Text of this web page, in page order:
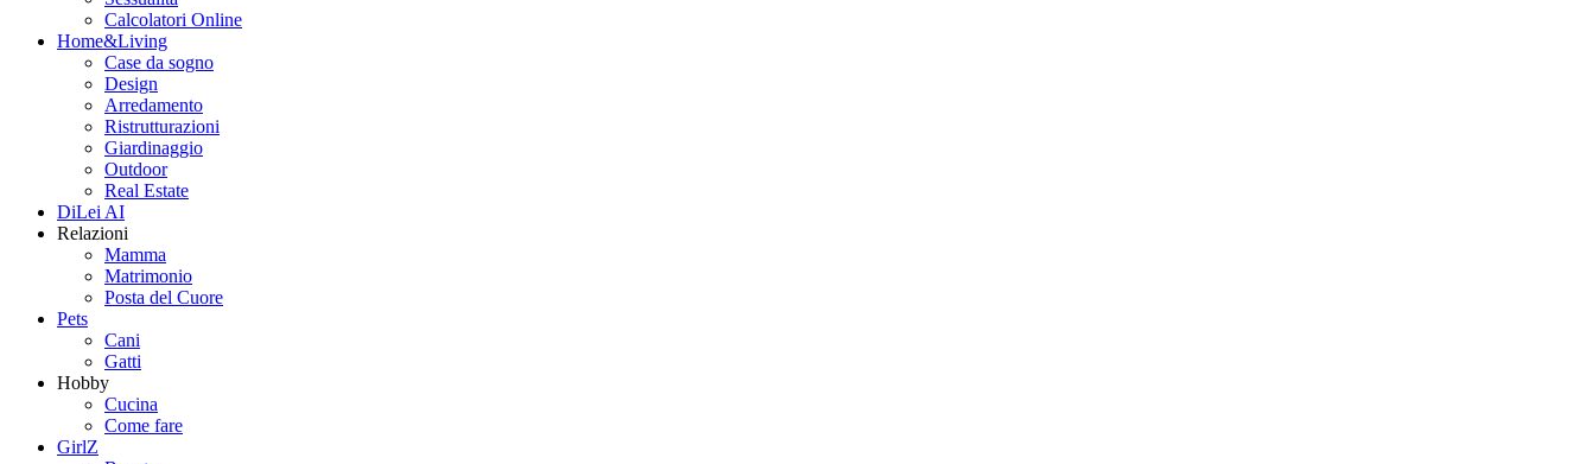
Calcolatori Online
Home&Living
Case da sogno
Design
Arredamento
Ristrutturazioni
Giardinaggio
Outdoor
Real Estate
DiLei AI
Relazioni
Mamma
Matrimonio
Posta del Cuore
Pets
Cani
Gatti
Hobby
Cucina
Come fare
GirlZ